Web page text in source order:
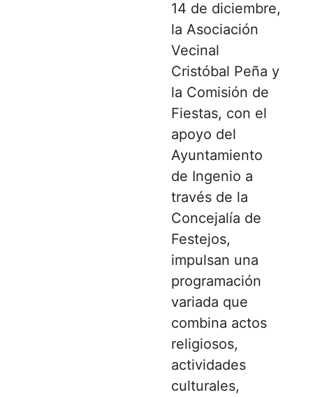
14 de diciembre,
la Asociación
Vecinal
Cristóbal Peña y
la Comisión de
Fiestas, con el
apoyo del
Ayuntamiento
de Ingenio a
través de la
Concejalía de
Festejos,
impulsan una
programación
variada que
combina actos
religiosos,
actividades
culturales,